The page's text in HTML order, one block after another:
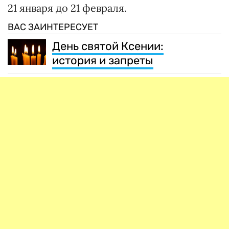
21 января до 21 февраля.
ВАС ЗАИНТЕРЕСУЕТ
День святой Ксении:
история и запреты